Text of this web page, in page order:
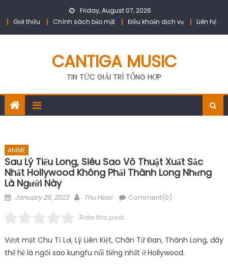
Friday, August 07, 2026
Giới thiệu
Chính sách bảo mật Điều khoản dịch vụ Liên hệ
CANTIGA MUSIC
TIN TỨC GIẢI TRÍ TỔNG HỢP
ANIME
Sau Lý Tiểu Long, Siêu Sao Võ Thuật Xuất Sắc
Nhất Hollywood Không Phải Thành Long Nhưng
Là Người Này
Posted
January 26, 2023 Author
Thu Hoai Comment(0)
Rate this post
Vượt mặt Chu Tỉ Lợi, Lý Liên Kiệt, Chân Tử Đan, Thành Long, đây
thế hệ là ngôi sao kungfu nổi tiếng nhất ở Hollywood.